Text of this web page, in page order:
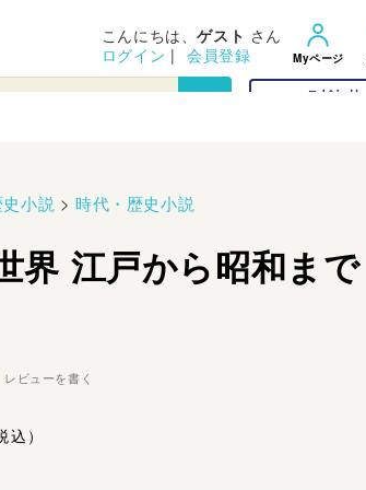
こだわり
こんにちは、ゲスト さん
ログイン | 会員登録 Myページ
小説 >時代・歴史小説
界 江戸から昭和まで
レビューを書く
込）